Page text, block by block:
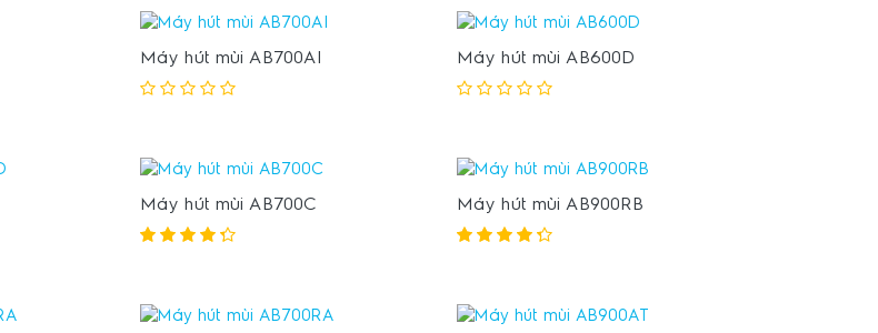
Máy hút mùi AB700AI Máy hút mùi AB600D
Máy hút mùi AB700C Máy hút mùi AB900RB